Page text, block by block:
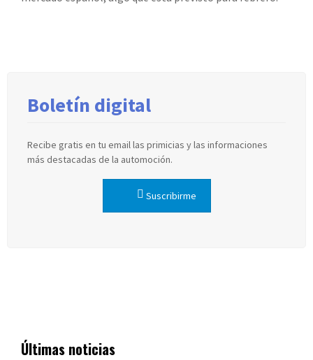
Boletín digital
Recibe gratis en tu email las primicias y las informaciones
más destacadas de la automoción.
Suscribirme
Últimas noticias